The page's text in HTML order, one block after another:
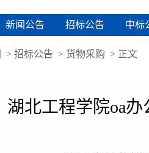
新闻公告
新闻公告 招标公告
招标公告 中标
中标
> 招标公告 > 货物采购 > 正文
湖北工程学院oa